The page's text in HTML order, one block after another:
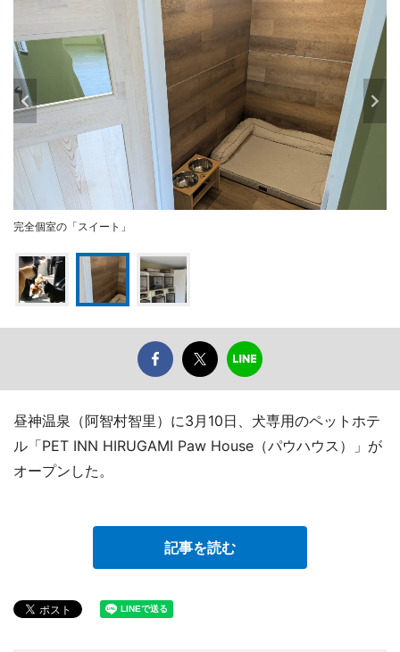
完全個室の「スイート」
昼神温泉（阿智村智里）に3月10日、犬専用のペットホテ
ル「PET INN HIRUGAMI Paw House（パウハウス）」が
オープンした。
記事を読む